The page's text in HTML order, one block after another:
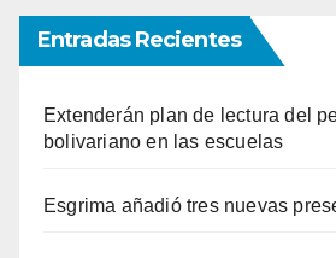
Entradas Recientes
Extenderán plan de lectura del
bolivariano en las escuelas
Esgrima añadió tres nuevas